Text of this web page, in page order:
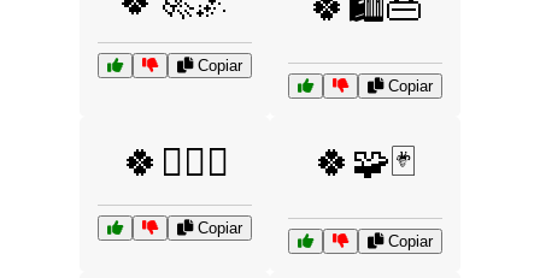
Copiar
Copiar
🍀🧙‍♂️✨
Copiar
🍀🧩🃏
Copiar